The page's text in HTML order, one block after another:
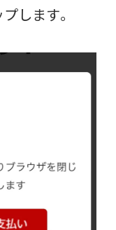
します。